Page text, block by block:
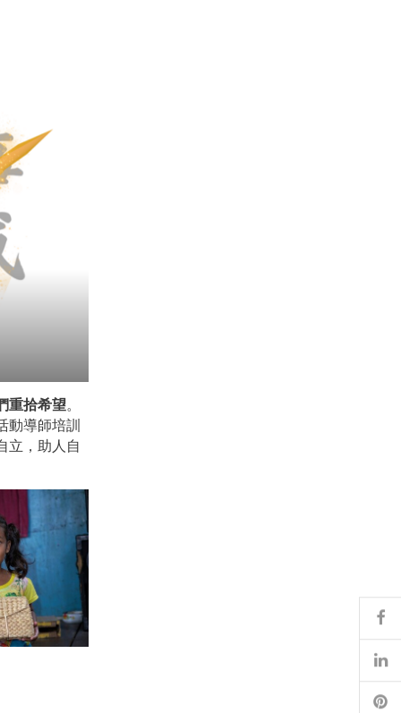
重拾希望。
動導師培訓
立，助人自